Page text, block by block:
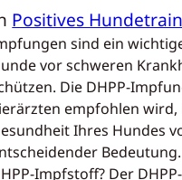
Positives
sind ein
vor schweren
Die DHPP-
empfohlen
Ihres Hundes
Impfstoff? Der